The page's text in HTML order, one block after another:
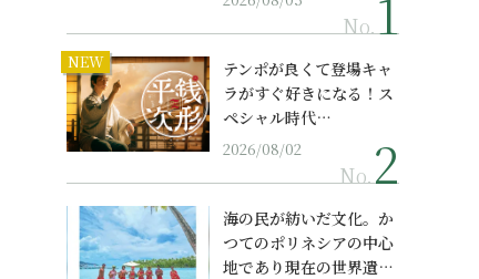
No.
NEW
テンポが良くて登場キャ
ラがすぐ好きになる！ス
ペシャル時代…
2026/08/02
No.
海の民が紡いだ文化。か
つてのポリネシアの中心
地であり現在の世界遺産